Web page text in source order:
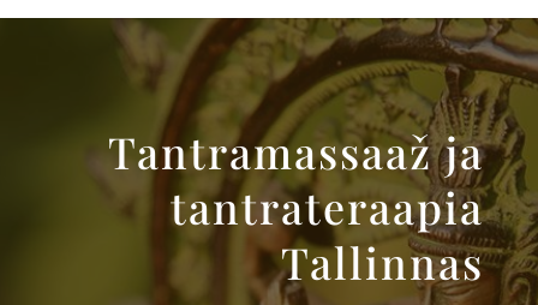
Tantramassaaž ja
tantrateraapia
Tallinnas